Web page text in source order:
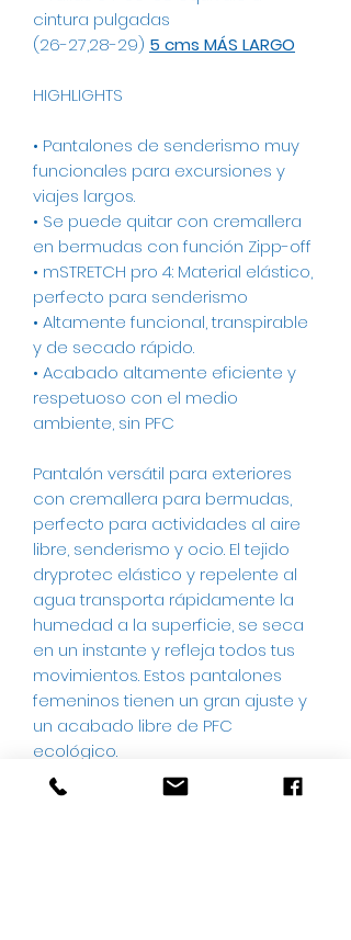
cintura pulgadas
(26-27,28-29) 5 cms MÁS LARGO
HIGHLIGHTS
• Pantalones de senderismo muy
funcionales para excursiones y
viajes largos.
• Se puede quitar con cremallera
en bermudas con función Zipp-off
• mSTRETCH pro 4: Material elástico,
perfecto para senderismo
• Altamente funcional, transpirable
y de secado rápido.
• Acabado altamente eficiente y
respetuoso con el medio
ambiente, sin PFC
Pantalón versátil para exteriores
con cremallera para bermudas,
perfecto para actividades al aire
libre, senderismo y ocio. El tejido
dryprotec elástico y repelente al
agua transporta rápidamente la
humedad a la superficie, se seca
en un instante y refleja todos tus
movimientos. Estos pantalones
femeninos tienen un gran ajuste y
un acabado libre de PFC
ecológico.
• mSTRETCH pro 4: estiramiento en